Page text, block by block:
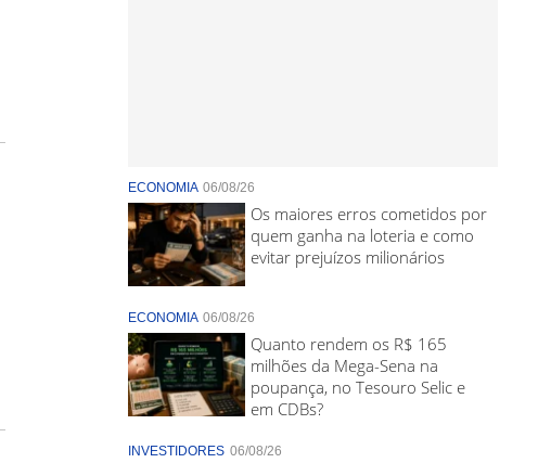
ECONOMIA 06/08/26
Os maiores erros cometidos por
quem ganha na loteria e como
evitar prejuízos milionários
ECONOMIA 06/08/26
Quanto rendem os R$ 165
milhões da Mega-Sena na
poupança, no Tesouro Selic e
em CDBs?
INVESTIDORES 06/08/26